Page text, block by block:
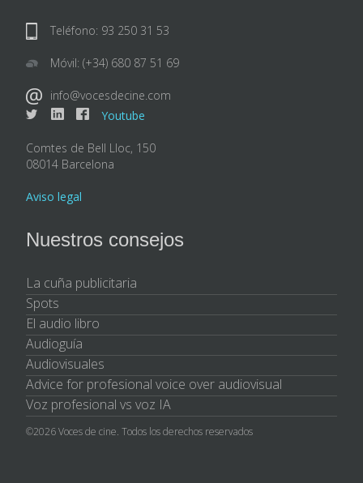
Teléfono: 93 250 31 53
Móvil: (+34) 680 87 51 69
info@vocesdecine.com
Youtube
Comtes de Bell Lloc, 150
08014 Barcelona
Aviso legal
Nuestros consejos
La cuña publicitaria
Spots
El audio libro
Audioguía
Audiovisuales
Advice for profesional voice over audiovisual
Voz profesional vs voz IA
©2026 Voces de cine. Todos los derechos reservados